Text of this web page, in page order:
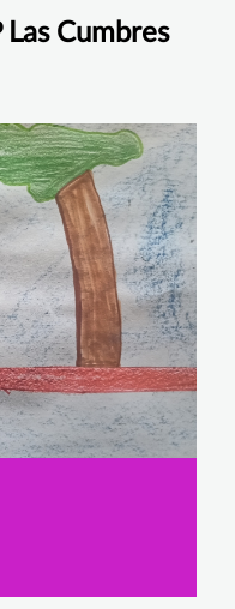
Las Cumbres